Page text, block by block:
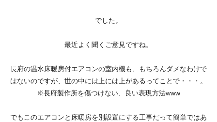
でした。
最近よく聞くご意見ですね。
長府の温水床暖房付エアコンの室内機も、もちろんダメなわけで
はないのですが、世の中には上には上があるってことで・・・。
※長府製作所を傷つけない、良い表現方法www
でもこのエアコンと床暖房を別設置にする工事だって簡単ではあ